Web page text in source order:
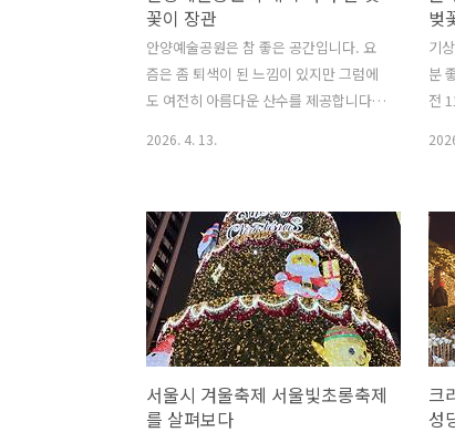
의 명물입니다. 이 속초 아이는 뉴스로 많
이 봤습니다. 해변 경관 훼손 논란도 있지
만 무엇보다 건설 과정의 인허가가 문제
였습니다. 92억원을 들여서 만든 65미터
은
트
곳
린
꽃이 장관
안양예술공원은 참 좋은 공간입니다. 요
즘은 좀 퇴색이 된 느낌이 있지만 그럼에
도 여전히 아름다운 산수를 제공합니다.
죠. 그래서 주말에 가면 등산객들이 엄청
많습니다. 4월 11일 12일 이틀 연속 찾아
갔는데 안양예술공원은 이제 막 벚꽃을
피우고 있네요. 지난 주말이 만개이고 이
번 주부터 벚꽃비를 내릴 듯하네요. 다른
지역보다 1주일 이상 개화가 느린 이유는
여기가 계곡이기 때문입니다. 계곡은 해
가 늦게 뜨고 일찍 져서 일조량이 다른 평
지보다 낮습니다. 일조량이 차야 꽃이 개
2026. 4. 13.
벚
기
분
전
다
드
가
정
벚
서
을
양
비
서울시 겨울축제 서울빛초롱축제
를 살펴보다
크
성